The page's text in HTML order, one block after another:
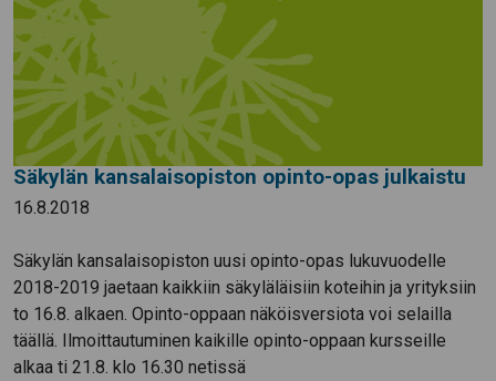
Säkylän kansalaisopiston opinto-opas julkaistu
16.8.2018
Säkylän kansalaisopiston uusi opinto-opas lukuvuodelle
2018-2019 jaetaan kaikkiin säkyläläisiin koteihin ja yrityksiin
to 16.8. alkaen. Opinto-oppaan näköisversiota voi selailla
täällä. Ilmoittautuminen kaikille opinto-oppaan kursseille
alkaa ti 21.8. klo 16.30 netissä